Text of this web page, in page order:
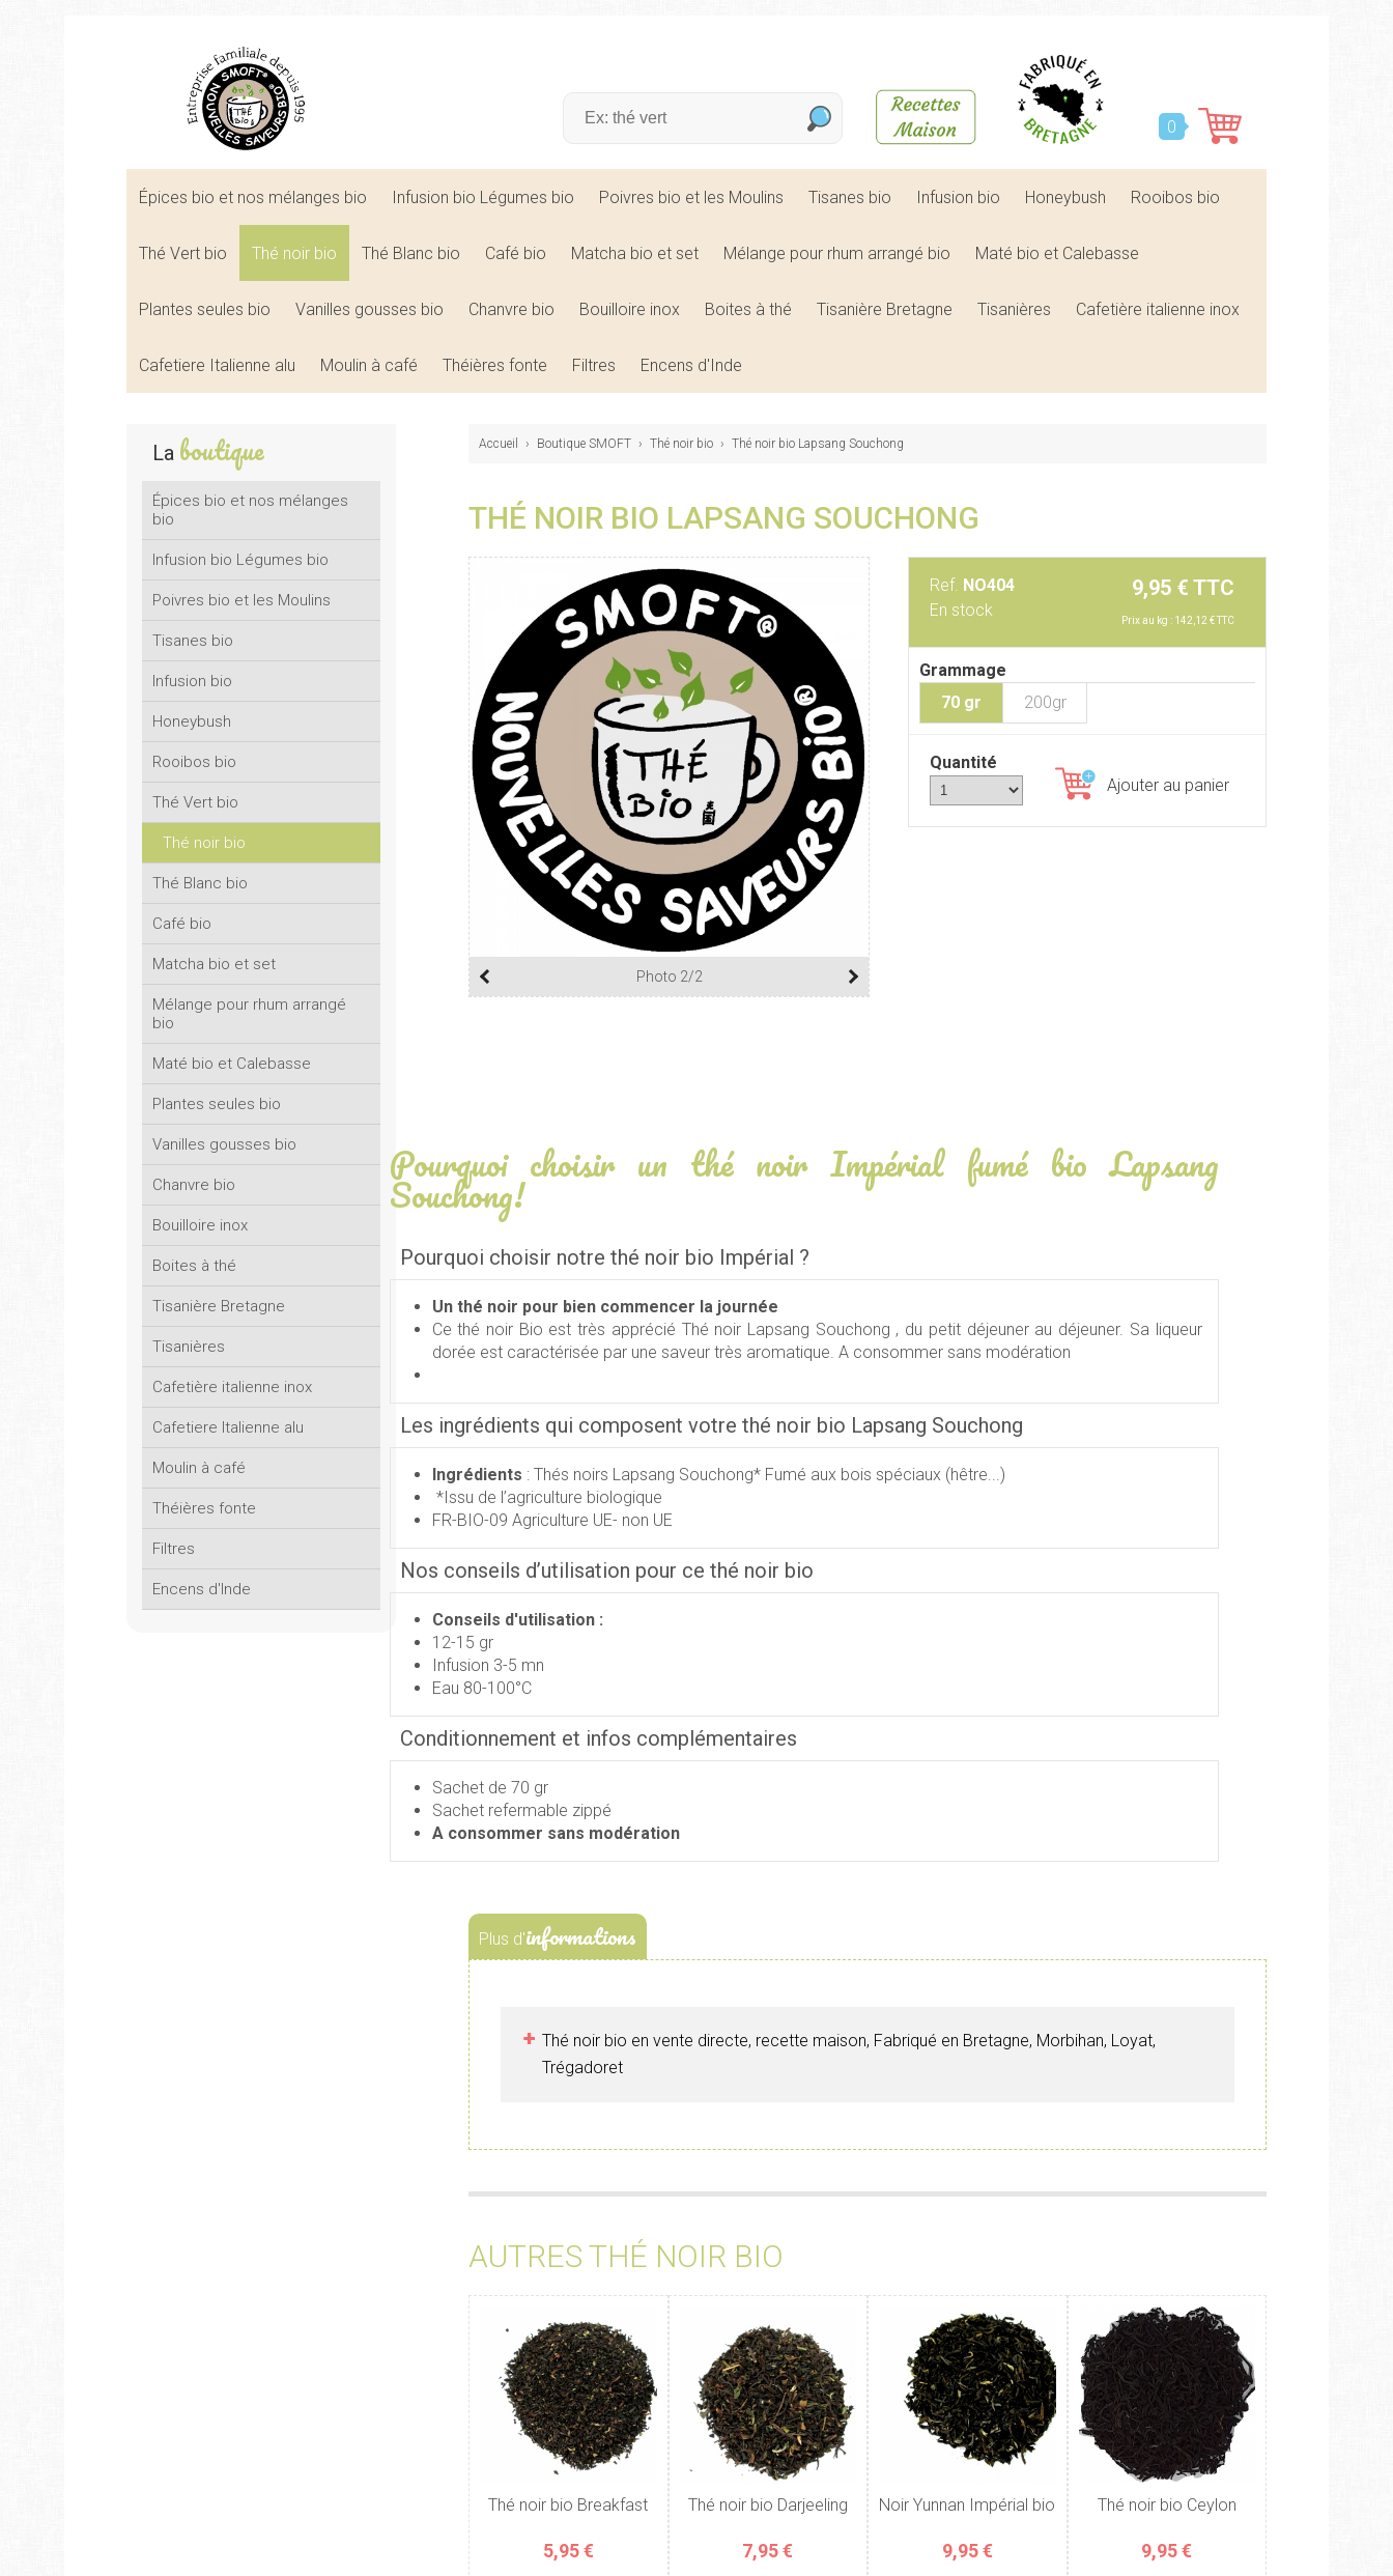
0
Épices bio et nos mélanges bio Infusion bio Légumes bio Poivres bio et les Moulins Tisanes bio Infusion bio Honeybush Rooibos bio
Thé Vert bio Thé noir bio Thé Blanc bio Café bio Matcha bio et set Mélange pour rhum arrangé bio Maté bio et Calebasse
Plantes seules bio Vanilles gousses bio Chanvre bio Bouilloire inox Boites à thé Tisanière Bretagne Tisanières Cafetière italienne inox
Cafetiere Italienne alu Moulin à café Théières fonte Filtres Encens d'Inde
Accueil › Boutique SMOFT › Thé noir bio › Thé noir bio Lapsang Souchong
THÉ NOIR BIO LAPSANG SOUCHONG
Photo 2/2
Ref. NO404
En stock
9,95 € TTC
Prix au kg : 142,12 € TTC
Grammage
70 gr
200gr
Quantité
Ajouter au panier
Pourquoi choisir un thé noir Impérial fumé bio Lapsang
Souchong!
Pourquoi choisir notre thé noir bio Impérial ?
Un thé noir pour bien commencer la journée
Ce thé noir Bio est très apprécié Thé noir Lapsang Souchong , du petit déjeuner au déjeuner. Sa liqueur
dorée est caractérisée par une saveur très aromatique. A consommer sans modération
Les ingrédients qui composent votre thé noir bio Lapsang Souchong
Ingrédients : Thés noirs Lapsang Souchong* Fumé aux bois spéciaux (hêtre...)
*Issu de l’agriculture biologique
FR-BIO-09 Agriculture UE- non UE
Nos conseils d’utilisation pour ce thé noir bio
Conseils d'utilisation :
12-15 gr
Infusion 3-5 mn
Eau 80-100°C
Conditionnement et infos complémentaires
Sachet de 70 gr
Sachet refermable zippé
A consommer sans modération
Plus d'informations
Thé noir bio en vente directe, recette maison, Fabriqué en Bretagne, Morbihan, Loyat,
Trégadoret
AUTRES THÉ NOIR BIO
Thé noir bio Breakfast
5,95 €
Thé noir bio Darjeeling
7,95 €
Noir Yunnan Impérial bio
9,95 €
Thé noir bio Ceylon
9,95 €
La boutique
Épices bio et nos mélanges
bio
Infusion bio Légumes bio
Poivres bio et les Moulins
Tisanes bio
Infusion bio
Honeybush
Rooibos bio
Thé Vert bio
Thé noir bio
Thé Blanc bio
Café bio
Matcha bio et set
Mélange pour rhum arrangé
bio
Maté bio et Calebasse
Plantes seules bio
Vanilles gousses bio
Chanvre bio
Bouilloire inox
Boites à thé
Tisanière Bretagne
Tisanières
Cafetière italienne inox
Cafetiere Italienne alu
Moulin à café
Théières fonte
Filtres
Encens d'Inde